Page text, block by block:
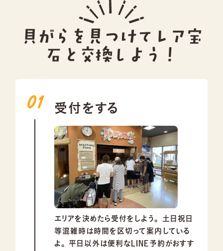
貝がらを見つけてレア宝
石と交換しよう！
受付をする
エリアを決めたら受付をしよう。
土日祝日
等混雑時は時間を区切って案内している
よ。
平日以外は便利なLINE予約がおすす